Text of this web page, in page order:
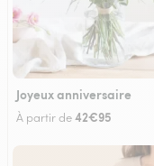
Joyeux anniversaire
À partir de42€95